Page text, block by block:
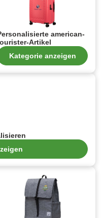
american-
Artikel
Kategorie anzeigen